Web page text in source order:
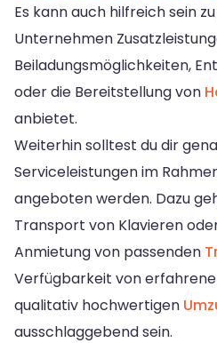
Es kann auch hilfreich sein
Unternehmen
Beiladungsmöglichkeiten,
oder die Bereitstellung von
anbietet.
Weiterhin solltest du dir
Serviceleistungen im
angeboten werden. Dazu
Transport von Klavieren
Anmietung von passenden
Verfügbarkeit von
qualitativ hochwertigen
ausschlaggebend sein.